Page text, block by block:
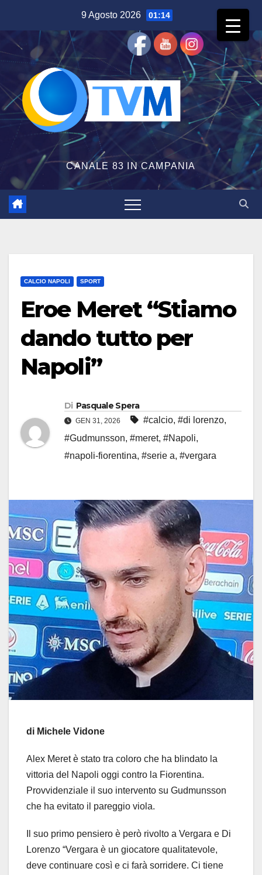
contenuto
9 Agosto 2026 01:14
CANALE 83 IN CAMPANIA
CALCIO NAPOLI SPORT
Eroe Meret “Stiamo
dando tutto per
Napoli”
Di Pasquale Spera
GEN 31, 2026 #calcio, #di lorenzo,
#Gudmunsson, #meret, #Napoli,
#napoli-fiorentina, #serie a, #vergara
di Michele Vidone
Alex Meret è stato tra coloro che ha blindato la
vittoria del Napoli oggi contro la Fiorentina.
Provvidenziale il suo intervento su Gudmunsson
che ha evitato il pareggio viola.
Il suo primo pensiero è però rivolto a Vergara e Di
Lorenzo “Vergara è un giocatore qualitatevole,
deve continuare così e ci farà sorridere. Ci tiene